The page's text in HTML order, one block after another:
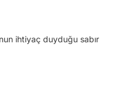
ihtiyaç duyduğu sabır